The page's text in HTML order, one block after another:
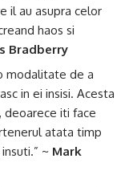
il au asupra celor
haos si
Bradberry
modalitate de a
in ei insisi. Acesta
iti face
atata timp
~ Mark